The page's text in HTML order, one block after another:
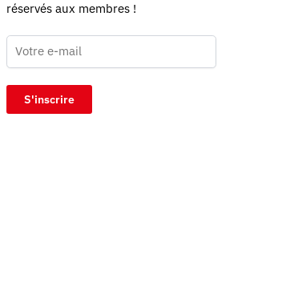
réservés aux membres !